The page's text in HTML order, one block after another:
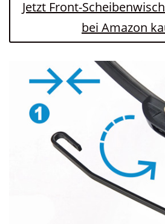
Jetzt Front-
bei Amazon